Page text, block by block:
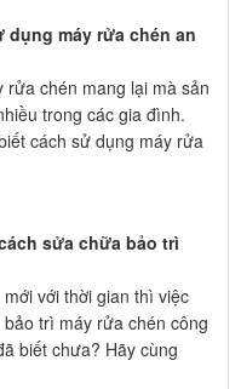
dụng máy rửa chén an
chén mang lại mà sản
trong các gia đình.
cách sử dụng máy rửa
sửa chữa bảo trì
với thời gian thì việc
trì máy rửa chén công
biết chưa? Hãy cùng